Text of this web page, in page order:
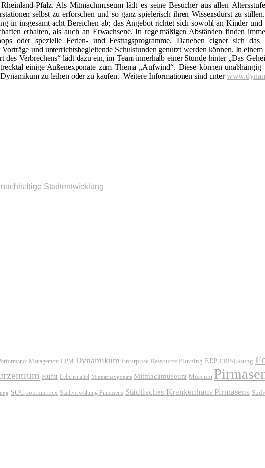
Pfalz. Als Mitmachmuseum lädt es seine Besucher aus allen
selbst zu erforschen und so ganz spielerisch ihren Wissensdurst zu
in insgesamt acht Bereichen ab; das Angebot richtet sich sowohl an Kinder
erhalten, als auch an Erwachsene. In regelmäßigen Abständen finden
oder spezielle Ferien- und Festtags­programme. Daneben eignet sich
und unterrichtsbegleitende Schulstunden genutzt werden können. In
Verbrechens“ lädt dazu ein, im Team innerhalb einer Stunde hinter „Das
einige Außenexponate zum Thema „Aufwind“. Diese können
zu leihen oder zu kaufen. Weitere Informationen sind unter
Stadtentwicklung
Management CPM Dynamikum Enterprise Ressource Planning ERP ERP-Lösung
Kunst Lebensmittel Mitmachexponate Mitmachmuseum Museum
SOU sou.matrixx Stadtverwaltung Pirmasens Städtisches Krankenhaus Pirmasens